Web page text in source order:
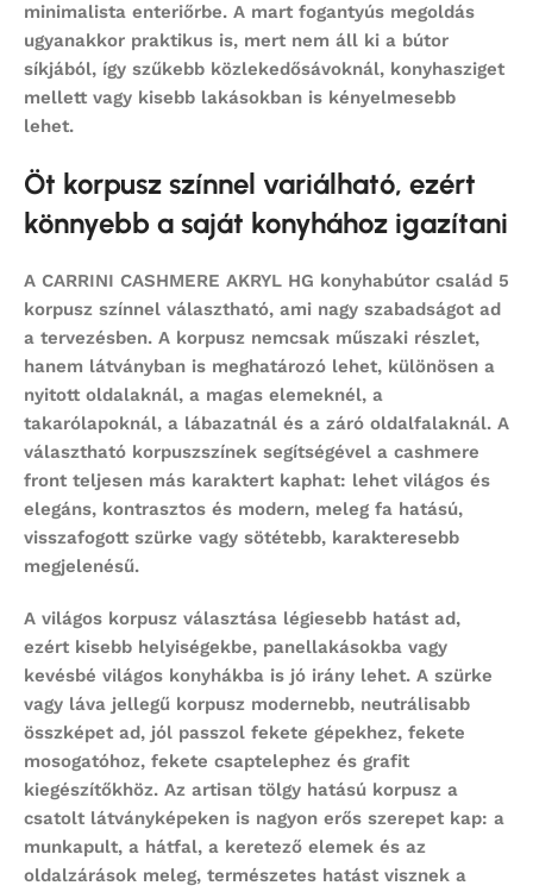
minimalista enteriőrbe. A mart fogantyús megoldás
ugyanakkor praktikus is, mert nem áll ki a bútor
síkjából, így szűkebb közlekedősávoknál, konyhasziget
mellett vagy kisebb lakásokban is kényelmesebb
lehet.
Öt korpusz színnel variálható, ezért
könnyebb a saját konyhához igazítani
A CARRINI CASHMERE AKRYL HG konyhabútor család 5
korpusz színnel választható, ami nagy szabadságot ad
a tervezésben. A korpusz nemcsak műszaki részlet,
hanem látványban is meghatározó lehet, különösen a
nyitott oldalaknál, a magas elemeknél, a
takarólapoknál, a lábazatnál és a záró oldalfalaknál. A
választható korpuszszínek segítségével a cashmere
front teljesen más karaktert kaphat: lehet világos és
elegáns, kontrasztos és modern, meleg fa hatású,
visszafogott szürke vagy sötétebb, karakteresebb
megjelenésű.
A világos korpusz választása légiesebb hatást ad,
ezért kisebb helyiségekbe, panellakásokba vagy
kevésbé világos konyhákba is jó irány lehet. A szürke
vagy láva jellegű korpusz modernebb, neutrálisabb
összképet ad, jól passzol fekete gépekhez, fekete
mosogatóhoz, fekete csaptelephez és grafit
kiegészítőkhöz. Az artisan tölgy hatású korpusz a
csatolt látványképeken is nagyon erős szerepet kap: a
munkapult, a hátfal, a keretező elemek és az
oldalzárások meleg, természetes hatást visznek a